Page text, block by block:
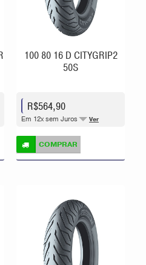
100 80 16 D CITYGRIP2
50S
R$564,90
Em 12x sem Juros Ver
COMPRAR